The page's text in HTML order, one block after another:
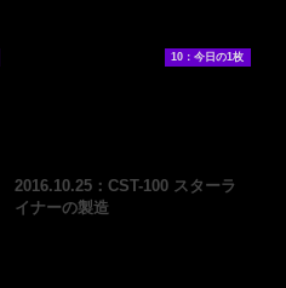
10：今日の1枚
2016.10.25：CST-100 スターラ
イナーの製造